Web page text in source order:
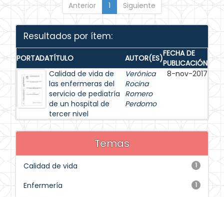
Anterior 1 Siguiente
Resultados por ítem:
PORTADATÍTULO AUTOR(ES)FECHA DE
PUBLICACIÓN
Calidad de vida de
las enfermeras del
servicio de pediatría
de un hospital de
tercer nivel
Verónica
Rocina
Romero
Perdomo
8-nov-2017
Temas
1
Calidad de vida
1
Enfermería